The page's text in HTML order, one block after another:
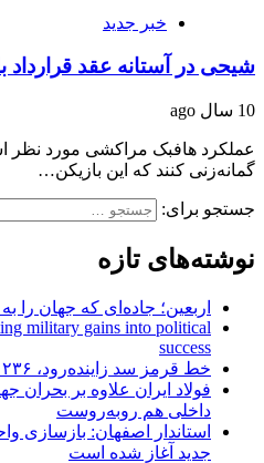
خبر جدید
شیحی در آستانه عقد قرارداد
10 سال ago
عملکرد هافبک مراکشی مورد نظر
گمانه‌زنی کنند که این بازیکن…
جستجو برای:
نوشته‌های تازه
اربعین؛ جاده‌ای که جهان را
military gains into political
success
خط قرمز سد زاینده‌رود، ۲۳۶ میلیون مترمکعب است
فولاد ایران علاوه بر
داخلی هم روبه‌روست
استاندار اصفهان: بازسازی
جدید آغاز شده است